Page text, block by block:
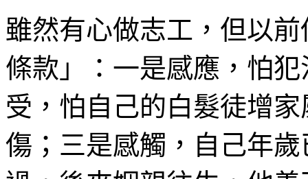
雖然有心做志工，但以
條款」：一是感應，怕
受，怕自己的白髮徒增
傷；三是感觸，自己年